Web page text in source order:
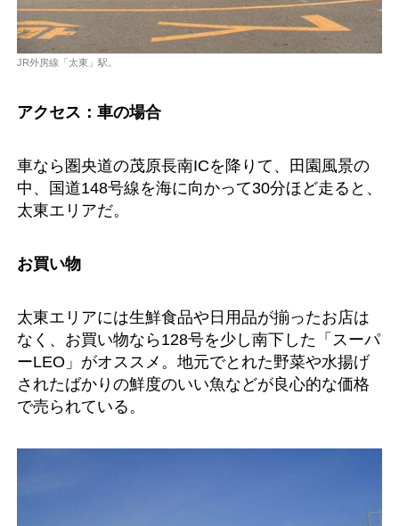
JR外房線「太東」駅。
アクセス：車の場合
車なら圏央道の茂原長南ICを降りて、田園風景の
中、国道148号線を海に向かって30分ほど走ると、
太東エリアだ。
お買い物
太東エリアには生鮮食品や日用品が揃ったお店は
なく、お買い物なら128号を少し南下した「スーパ
ーLEO」がオススメ。地元でとれた野菜や水揚げ
されたばかりの鮮度のいい魚などが良心的な価格
で売られている。